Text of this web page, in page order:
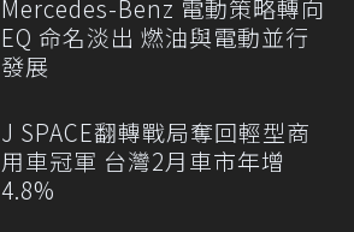
Mercedes-Benz 電動策略轉向
EQ 命名淡出 燃油與電動並行
發展
J SPACE翻轉戰局奪回輕型商
用車冠軍 台灣2月車市年增
4.8%